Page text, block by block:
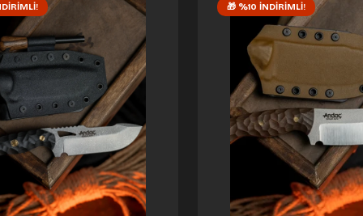
🎁 %10 İNDIRIMLI!